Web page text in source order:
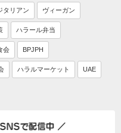
タリアン ヴィーガン
ハラール弁当
会 BPJPH
ハラルマーケット UAE